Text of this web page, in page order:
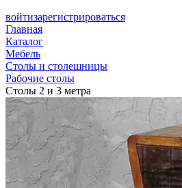
войтизарегистрироваться
Главная
Каталог
Мебель
Столы и столешницы
Рабочие столы
Столы 2 и 3 метра